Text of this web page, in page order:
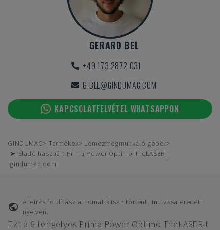
GERARD BEL
+49 173 2872 031
G.BEL@GINDUMAC.COM
KAPCSOLATFELVÉTEL WHATSAPPON
GINDUMAC Termékek
Lemezmegmunkáló gépek
➤ Eladó használt Prima Power Optimo TheLASER |
gindumac.com
A leírás fordítása automatikusan történt, mutassa eredeti
nyelven.
Ezt a 6 tengelyes Prima Power Optimo TheLASER-t